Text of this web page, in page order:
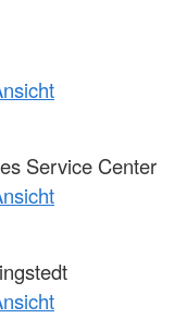
Service Center